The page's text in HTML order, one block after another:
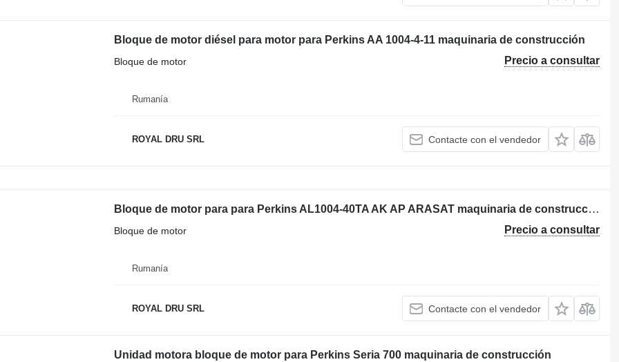
Bloque de motor diésel para motor para Perkins AA 1004-4-11 maquinaria de construcción
Precio a consultar
Bloque de motor
Rumanía
ROYAL DRU SRL Contacte con el vendedor
Bloque de motor para para Perkins AL1004-40TA AK AP ARASAT maquinaria de construcción
Precio a consultar
Bloque de motor
Rumanía
ROYAL DRU SRL Contacte con el vendedor
Unidad motora bloque de motor para Perkins Seria 700 maquinaria de construcción